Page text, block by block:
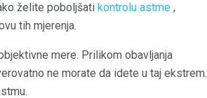
želite poboljšati kontrolu astme ,
tih mjerenja.
mere. Prilikom obavljanja
ne morate da idete u taj ekstrem.